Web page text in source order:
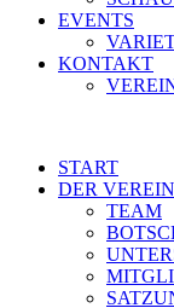
EVENTS
KONTAKT
START
DER VEREIN
TEAM